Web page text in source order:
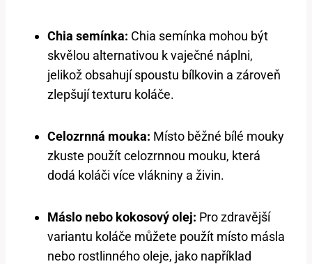
Chia semínka: Chia semínka mohou být
skvělou alternativou k vaječné náplni,
jelikož obsahují spoustu bílkovin a zároveň
zlepšují texturu koláče.
Celozrnná mouka: Místo běžné bílé mouky
zkuste použít celozrnnou mouku, která
dodá koláči více vlákniny a živin.
Máslo nebo kokosový olej: Pro zdravější
variantu koláče můžete použít místo másla
nebo rostlinného oleje, jako například